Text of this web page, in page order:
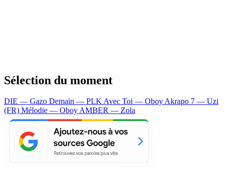
Sélection du moment
DIE — Gazo Demain — PLKAvec Toi — OboyAkrapo 7 — Uzi
(FR) Mélodie — OboyAMBER — Zola